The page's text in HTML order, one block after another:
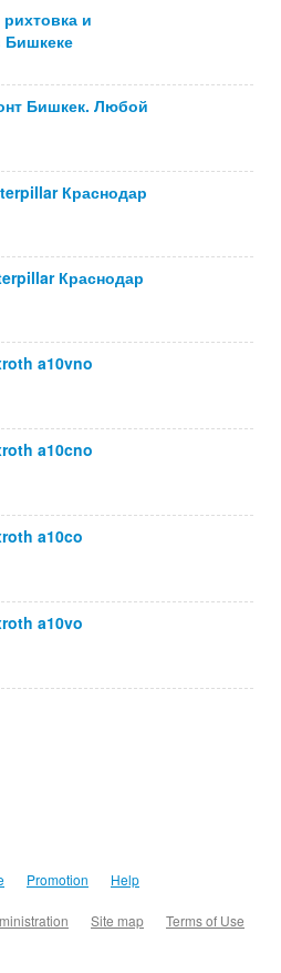
и
Бишкеке
Бишкек. Любой
Краснодар
Краснодар
a10vno
a10cno
a10co
a10vo
Promotion Help
Site map Terms of Use